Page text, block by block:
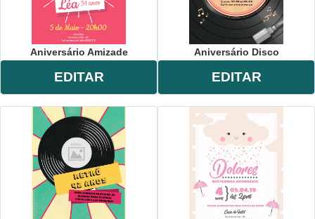
Aniversário Amizade
EDITAR
Aniversário Disco
EDITAR